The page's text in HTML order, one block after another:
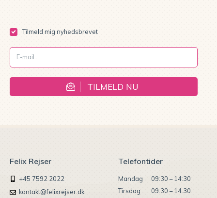
Tilmeld mig nyhedsbrevet
TILMELD NU
Felix Rejser
+45 7592 2022
kontakt@felixrejser.dk
Telefontider
Mandag
09:30 – 14:30
Tirsdag
09:30 – 14:30